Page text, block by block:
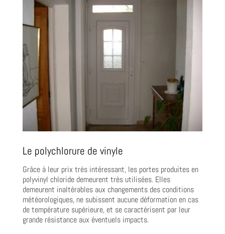
Le polychlorure de vinyle
Grâce à leur prix très intéressant, les portes produites en
polyvinyl chloride demeurent très utilisées. Elles
demeurent inaltérables aux changements des conditions
météorologiques, ne subissent aucune déformation en cas
de température supérieure, et se caractérisent par leur
grande résistance aux éventuels impacts.